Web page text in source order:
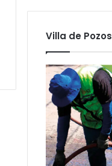
Villa de Pozos